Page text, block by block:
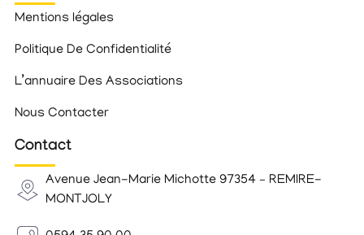
Mentions légales
Politique De Confidentialité
L’annuaire Des Associations
Nous Contacter
Contact
Avenue Jean-Marie Michotte 97354 – REMIRE-
MONTJOLY